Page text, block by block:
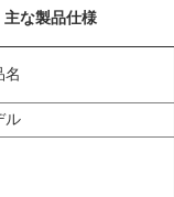
主な製品仕様
名
ル